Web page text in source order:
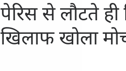
पेरिस से लौटते
खिलाफ खोला